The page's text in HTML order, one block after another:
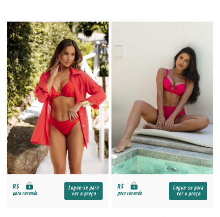
R$
para revenda
Logue-se para
ver o preço
R$
para revenda
Logue-se para
ver o preço